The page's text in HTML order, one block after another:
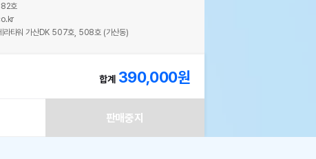
합계 390,000원
판매중지
호
라타워 가산DK 507호, 508호 (가산동)